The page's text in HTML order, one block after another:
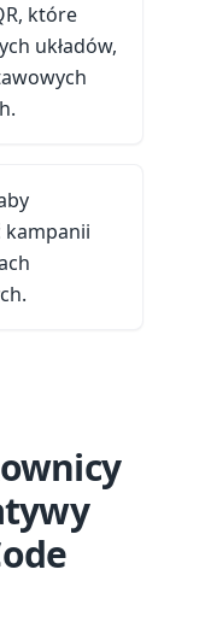
które
układów,
kampanii